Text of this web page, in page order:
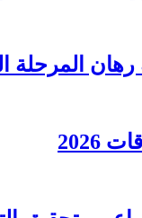
المرحلة